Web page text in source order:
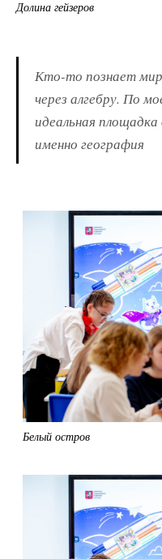
Долина гейзеров
Кто-то познает
через алгебру. По
идеальная
именно география
Белый остров